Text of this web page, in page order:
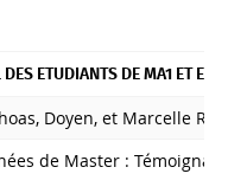
DES ETUDIANTS DE MA1 ET
Doyen, et Marcelle
de Master :